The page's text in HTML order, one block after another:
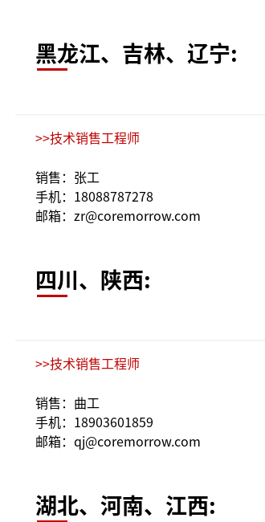
黑龙江、吉林、辽宁:
>>技术销售工程师
销售：张工
手机：18088787278
邮箱：zr@coremorrow.com
四川、陕西:
>>技术销售工程师
销售：曲工
手机：18903601859
邮箱：qj@coremorrow.com
湖北、河南、江西: